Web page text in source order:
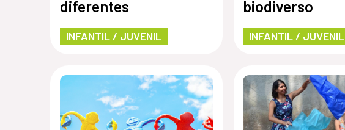
diferentes
INFANTIL / JUVENIL
biodiverso
INFANTIL / JUVENIL